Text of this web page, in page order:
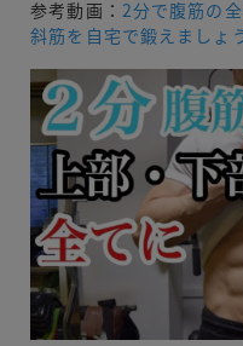
参考動画： 2分で腹筋の
斜筋を自宅で鍛えましょ